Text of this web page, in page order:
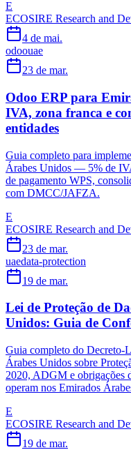
E
ECOSIRE Research and
4 de mai.
odoouae
23 de mar.
Odoo ERP para
IVA, zona franca e
entidades
Guia completo para
Árabes Unidos — 5% de
de pagamento WPS,
com DMCC/JAFZA.
E
ECOSIRE Research and
23 de mar.
uaedata-protection
19 de mar.
Lei de Proteção de
Unidos: Guia de
Guia completo do Decreto-
Árabes Unidos sobre
2020, ADGM e obrigações
operam nos Emirados
E
ECOSIRE Research and
19 de mar.